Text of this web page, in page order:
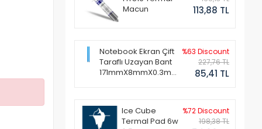
Macun
113,88 TL
Notebook Ekran Çift
Taraflı Uzayan Bant
171mmX8mmX0.3mm
%63 Discount
227,76 TL
85,41 TL
Ice Cube
Termal Pad 6w
%72 Discount
198,38 TL